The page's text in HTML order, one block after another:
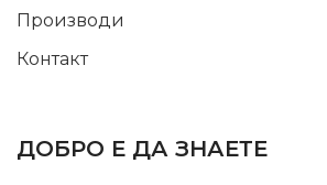
Производи
Контакт
ДОБРО Е ДА ЗНАЕТЕ